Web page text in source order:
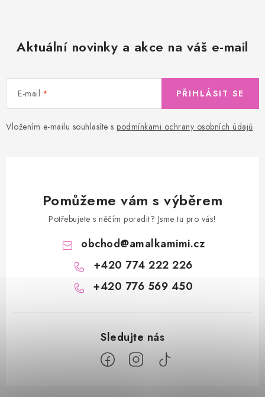
Aktuální novinky a akce na váš e-mail
E-mail
Vložením e-mailu souhlasíte s podmínkami ochrany osobních údajů
PŘIHLÁSIT SE
Pomůžeme vám s výběrem
Potřebujete s něčím poradit? Jsme tu pro vás!
obchod@amalkamimi.cz
+420 774 222 226
+420 776 569 450